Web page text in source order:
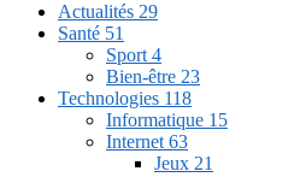
Actualités 29
Santé 51
Sport 4
Bien-être 23
Technologies 118
Informatique 15
Internet 63
Jeux 21